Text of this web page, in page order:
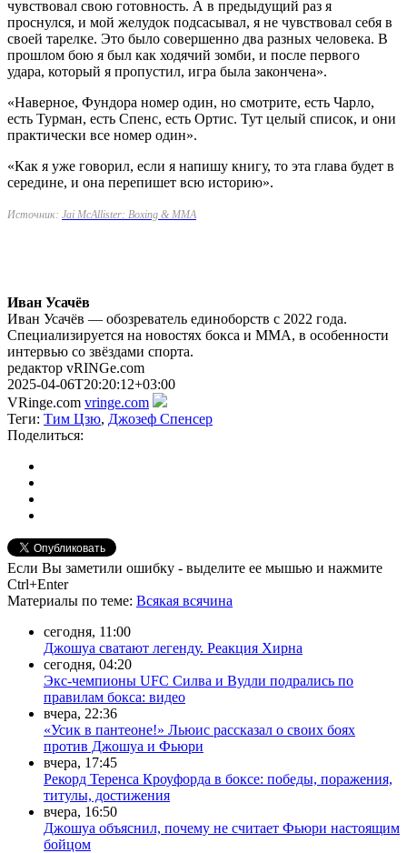
чувствовал свою готовность. А в предыдущий раз я
проснулся, и мой желудок подсасывал, я не чувствовал себя в
своей тарелке. Это было совершенно два разных человека. В
прошлом бою я был как ходячий зомби, и после первого
удара, который я пропустил, игра была закончена».
«Наверное, Фундора номер один, но смотрите, есть Чарло,
есть Турман, есть Спенс, есть Ортис. Тут целый список, и они
практически все номер один».
«Как я уже говорил, если я напишу книгу, то эта глава будет в
середине, и она перепишет всю историю».
Источник: Jai McAllister: Boxing & MMA
Иван Усачёв
Иван Усачёв — обозреватель единоборств с 2022 года.
Специализируется на новостях бокса и ММА, в особенности
интервью со звёздами спорта.
редактор vRINGe.com
2025-04-06T20:20:12+03:00
VRinge.com vringe.com
Теги: Тим Цзю, Джозеф Спенсер
Поделиться:
Если Вы заметили ошибку - выделите ее мышью и нажмите
Ctrl+Enter
Материалы по теме: Всякая всячина
сегодня, 11:00
Джошуа сватают легенду. Реакция Хирна
сегодня, 04:20
Экс-чемпионы UFC Силва и Вудли подрались по
правилам бокса: видео
вчера, 22:36
«Усик в пантеоне!» Льюис рассказал о своих боях
против Джошуа и Фьюри
вчера, 17:45
Рекорд Теренса Кроуфорда в боксе: победы, поражения,
титулы, достижения
вчера, 16:50
Джошуа объяснил, почему не считает Фьюри настоящим
бойцом